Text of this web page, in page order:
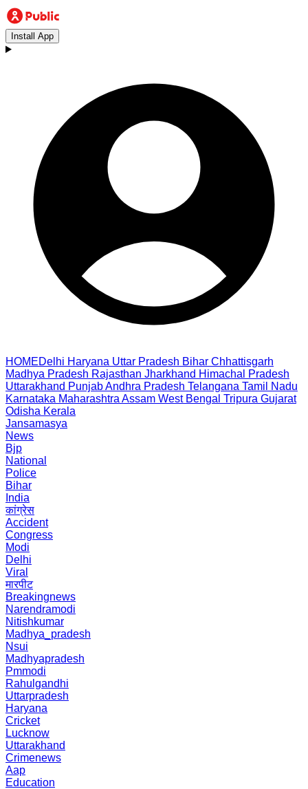
Install App
HOMEDelhi Haryana Uttar Pradesh Bihar Chhattisgarh
Madhya Pradesh Rajasthan Jharkhand Himachal Pradesh
Uttarakhand PunjabAndhra Pradesh Telangana Tamil Nadu
Karnataka Maharashtra Assam West Bengal Tripura Gujarat
Odisha Kerala
Jansamasya
News
Bjp
National
Police
Bihar
India
कांग्रेस
Accident
Congress
Modi
Delhi
Viral
मारपीट
Breakingnews
Narendramodi
Nitishkumar
Madhya_pradesh
Nsui
Madhyapradesh
Pmmodi
Rahulgandhi
Uttarpradesh
Haryana
Cricket
Lucknow
Uttarakhand
Crimenews
Aap
Education